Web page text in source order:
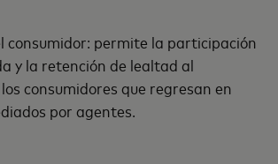
consumidor: permite la participación
y la retención de lealtad al
consumidores que regresan en
por agentes.